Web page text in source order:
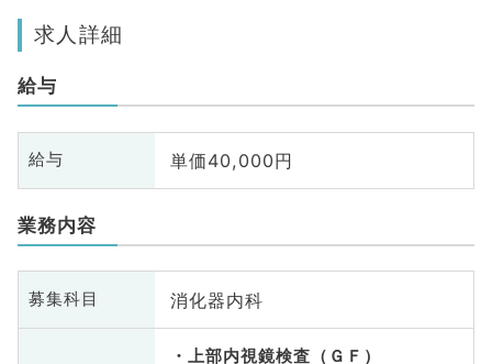
求人詳細
給与
給与 単価40,000円
業務内容
募集科目 消化器内科
上部内視鏡検査（ＧＦ）